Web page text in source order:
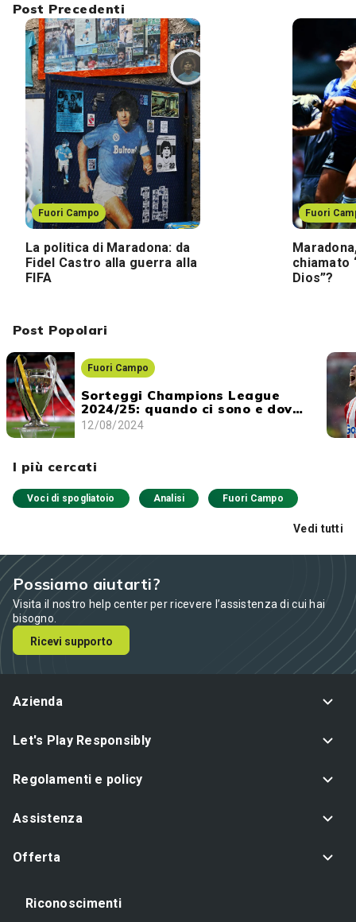
Post Popolari
Fuori Campo
Sorteggi Champions League
2024/25: quando ci sono e dove
vederli
12/08/2024
I più cercati
Voci di spogliatoio Analisi Fuori Campo
Vedi tutti
Post Precedenti
Fuori Campo
La politica di Maradona: da
Fidel Castro alla guerra alla
FIFA
Fuori
chiamato
Dios”?
Possiamo aiutarti?
Visita il nostro help center per ricevere l’assistenza di cui hai
bisogno.
Ricevi supporto
Azienda
Let's Play Responsibly
Regolamenti e policy
Assistenza
Offerta
Riconoscimenti